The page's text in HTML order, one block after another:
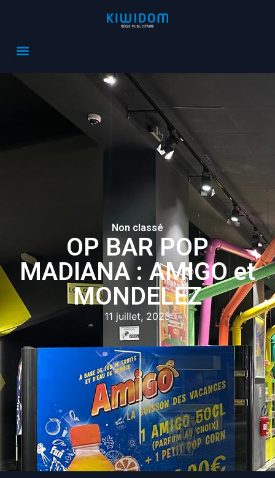
Non classé
OP BAR POP
MADIANA : AMIGO et
MONDELEZ
11 juillet, 2025